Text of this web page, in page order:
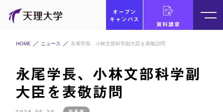
オープン
キャンパス
資料請求
HOME ニュース 永尾学長、小林文部科学副大臣を表敬訪問
永尾学長、小林文部科学副
大臣を表敬訪問